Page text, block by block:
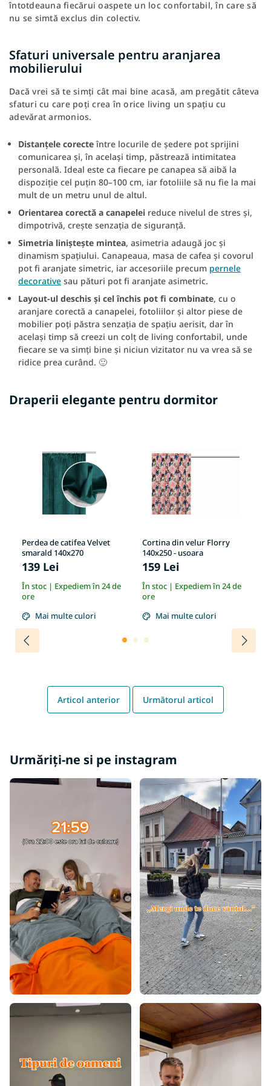
întotdeauna fiecărui oaspete un loc confortabil, în care să
nu se simtă exclus din colectiv.
Sfaturi universale pentru aranjarea
mobilierului
Dacă vrei să te simți cât mai bine acasă, am pregătit câteva
sfaturi cu care poți crea în orice living un spațiu cu
adevărat armonios.
Distanțele corecteîntre locurile de ședere pot sprijini
comunicarea și, în același timp, păstrează intimitatea
personală. Ideal este ca fiecare pe canapea să aibă la
dispoziție cel puțin 80–100 cm, iar fotoliile să nu fie la mai
mult de un metru unul de altul.
Orientarea corectă a canapelei reduce nivelul de stres și,
dimpotrivă, crește senzația de siguranță.
Simetria liniștește mintea, asimetria adaugă joc și
dinamism spațiului. Canapeaua, masa de cafea și covorul
pot fi aranjate simetric, iar accesoriile precum pernele
decorative sau pături pot fi aranjate asimetric.
Layout-ul deschis și cel închis pot fi combinate, cu o
aranjare corectă a canapelei, fotoliilor și altor piese de
mobilier poți păstra senzația de spațiu aerisit, dar în
același timp să creezi un colț de living confortabil, unde
fiecare se va simți bine și niciun vizitator nu va vrea să se
ridice prea curând. 🙂
Draperii elegante pentru dormitor
Perdea de catifea Velvet
smarald 140x270
139 Lei
În stoc | Expediem în 24 de
ore
Mai multe culori
Cortina din velur Florry
140x250 - usoara
159 Lei
În stoc | Expediem în 24 de
ore
Mai multe culori
Articol anterior Următorul articol
Urmăriți-ne si pe instagram